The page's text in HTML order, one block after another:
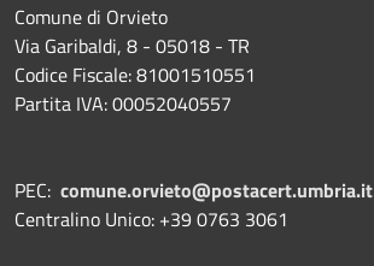
Comune di Orvieto
Via Garibaldi, 8 - 05018 - TR
Codice Fiscale: 81001510551
Partita IVA: 00052040557
PEC: comune.orvieto@postacert.umbria.it
Centralino Unico: +39 0763 3061